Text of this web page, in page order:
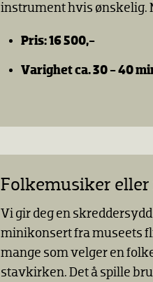
instrument hvis ønskelig.
Pris: 16 500,-
Varighet ca. 30 - 40
Folkemusiker
Vi gir deg en
minikonsert fra museets
mange som velger en
stavkirken. Det å spille